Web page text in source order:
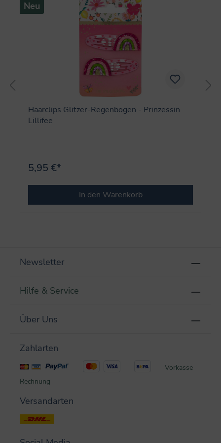
Neu
Haarclips Glitzer-Regenbogen - Prinzessin
Lillifee
5,95 €*
In den Warenkorb
Newsletter
Hilfe & Service
Über Uns
Zahlarten
Vorkasse
Rechnung
Versandarten